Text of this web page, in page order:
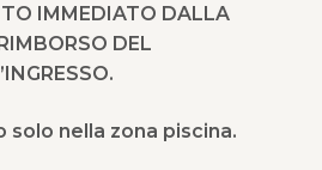
IMMEDIATO DALLA
DEL
solo nella zona piscina.